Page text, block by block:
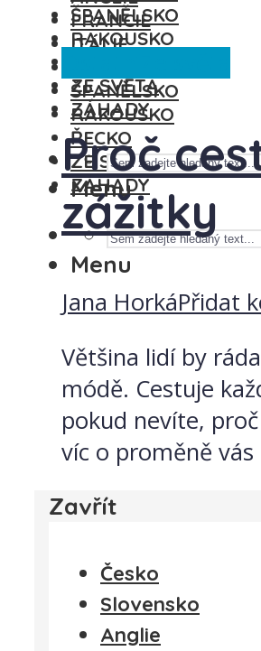
FRANCIE
ITÁLIE
ŠPANĚLSKO
RAKOUSKO
ŘECKO
ZE SVĚTA
ZÁHADY
Menu
ŠPANĚLSKO
RAKOUSKO
ZE SVĚTA
ZÁHADY
Menu
Proč
zážitky
Jana HorkáPřidat
Většina lidí by
módě. Cestuje
pokud nevíte,
víc o proměně
Zavřít
Česko
Slovensko
Anglie